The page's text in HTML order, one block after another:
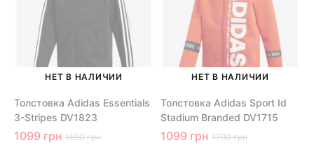
НЕТ В НАЛИЧИИ
Толстовка Adidas Essentials
3-Stripes DV1823
1099 грн 1590 грн
НЕТ В НАЛИЧИИ
Толстовка Adidas Sport Id
Stadium Branded DV1715
1099 грн 1790 грн